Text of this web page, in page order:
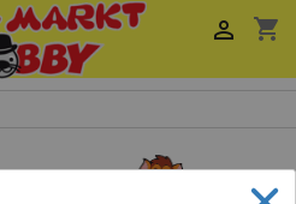
shopping_cart
